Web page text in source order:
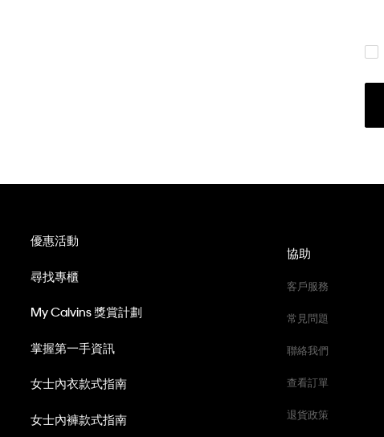
協助
客戶服務
常見問題
聯絡我們
查看訂單
退貨政策
優惠活動
尋找專櫃
My Calvins 獎賞計劃
掌握第一手資訊
女士內衣款式指南
女士內褲款式指南